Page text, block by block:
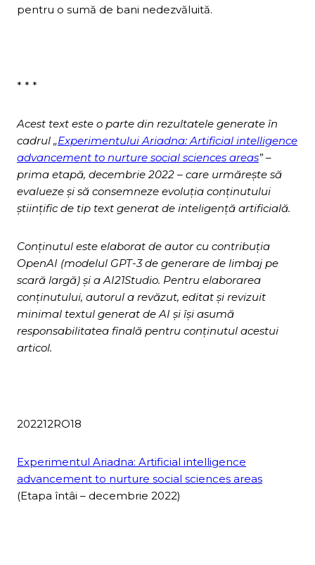
pentru o sumă de bani nedezvăluită.
* * *
Acest text este o parte din rezultatele generate în
cadrul „Experimentului Ariadna: Artificial intelligence
advancement to nurture social sciences areas” –
prima etapă, decembrie 2022 – care urmărește să
evalueze și să consemneze evoluția conținutului
științific de tip text generat de inteligență artificială.
Conținutul este elaborat de autor cu contribuția
OpenAI (modelul GPT-3 de generare de limbaj pe
scară largă) și a AI21Studio. Pentru elaborarea
conținutului, autorul a revăzut, editat și revizuit
minimal textul generat de AI și își asumă
responsabilitatea finală pentru conținutul acestui
articol.
202212RO18
Experimentul Ariadna: Artificial intelligence
advancement to nurture social sciences areas
(Etapa întâi – decembrie 2022)